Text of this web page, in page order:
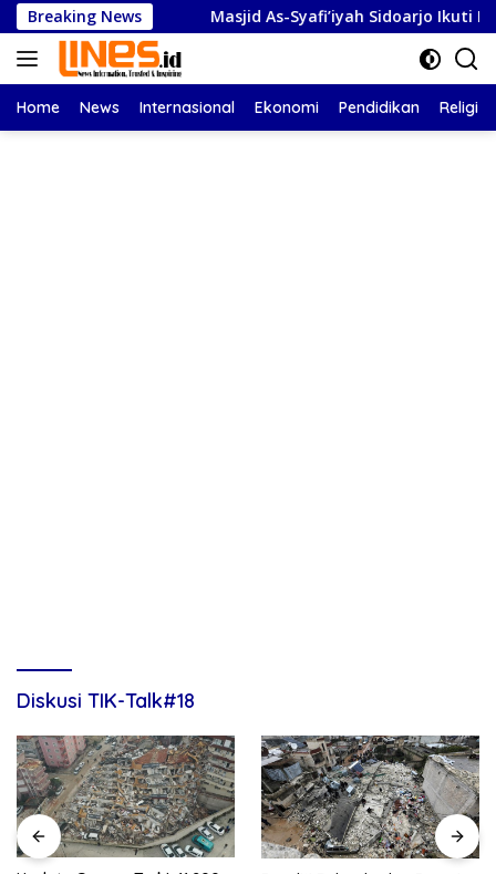
Langsung
ke
konten
Breaking NewsMasjid As-Syafi’iyah Sidoarjo Ikuti Rashdul
Home News Internasional Ekonomi Pendidikan Religi
Diskusi TIK-Talk#18